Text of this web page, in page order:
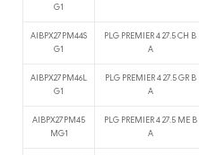
G1
AIBPX27PM44S
G1
PLG PREMIER 4 27.5 CH B
A
AIBPX27PM46L
G1
PLG PREMIER 4 27.5 GR B
A
AIBPX27PM45
MG1
PLG PREMIER 4 27.5 ME B
A